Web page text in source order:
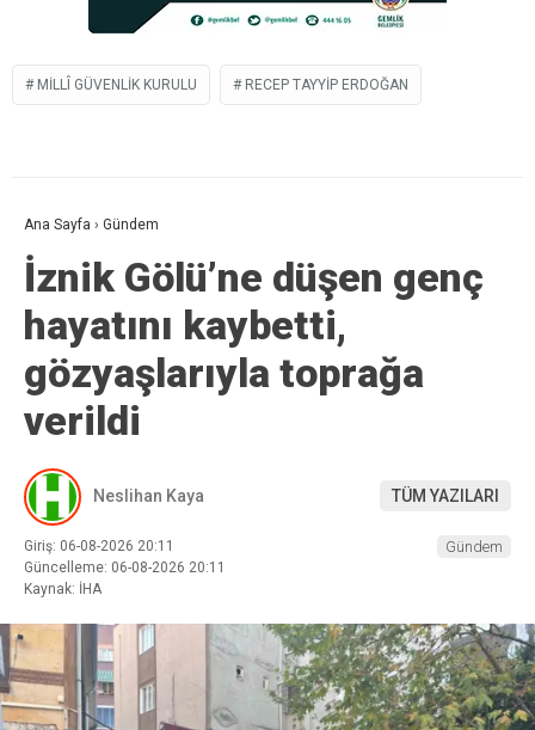
MILLÎ GÜVENLIK KURULU RECEP TAYYIP ERDOĞAN
Ana Sayfa › Gündem
İznik Gölü’ne düşen genç
hayatını kaybetti,
gözyaşlarıyla toprağa
verildi
Neslihan Kaya TÜM YAZILARI
Giriş: 06-08-2026 20:11
Güncelleme: 06-08-2026 20:11
Kaynak: İHA
Gündem